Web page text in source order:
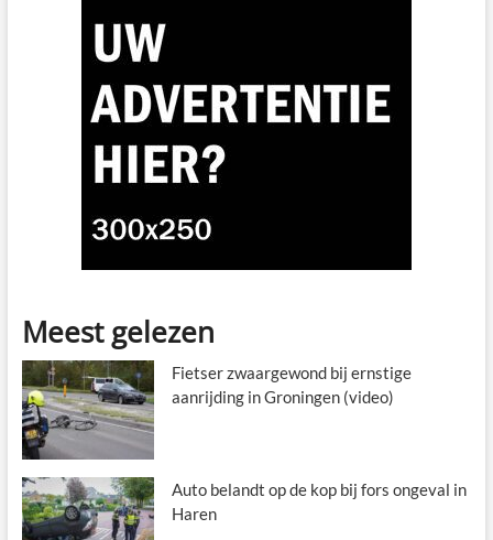
Meest gelezen
Fietser zwaargewond bij ernstige
aanrijding in Groningen (video)
Auto belandt op de kop bij fors ongeval in
Haren